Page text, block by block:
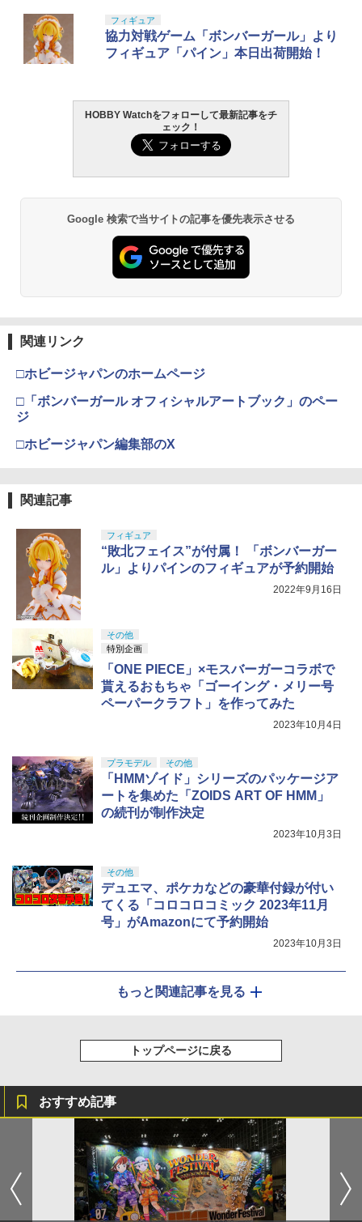
フィギュア
協力対戦ゲーム「ボンバーガール」より
フィギュア「パイン」本日出荷開始！
HOBBY Watchをフォローして最新記事をチ
ェック！
Google 検索で当サイトの記事を優先表示させる
関連リンク
□ホビージャパンのホームページ
□「ボンバーガール オフィシャルアートブック」のペー
ジ
□ホビージャパン編集部のX
関連記事
フィギュア
“敗北フェイス”が付属！ 「ボンバーガー
ル」よりパインのフィギュアが予約開始
2022年9月16日
その他
特別企画
「ONE PIECE」×モスバーガーコラボで
貰えるおもちゃ「ゴーイング・メリー号
ペーパークラフト」を作ってみた
2023年10月4日
プラモデル その他
「HMMゾイド」シリーズのパッケージア
ートを集めた「ZOIDS ART OF HMM」
の続刊が制作決定
2023年10月3日
その他
デュエマ、ポケカなどの豪華付録が付い
てくる「コロコロコミック 2023年11月
号」がAmazonにて予約開始
2023年10月3日
もっと関連記事を見る
トップページに戻る
おすすめ記事